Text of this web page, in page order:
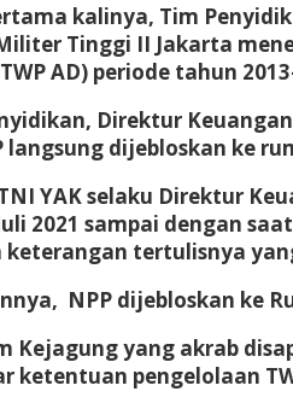
kalinya, Tim
Tinggi II Jakarta
AD) periode tahun
Direktur
langsung dijebloskan ke
YAK selaku Direktur
2021 sampai dengan
keterangan tertulisnya
NPP dijebloskan ke
Kejagung yang akrab
ketentuan pengelolaan